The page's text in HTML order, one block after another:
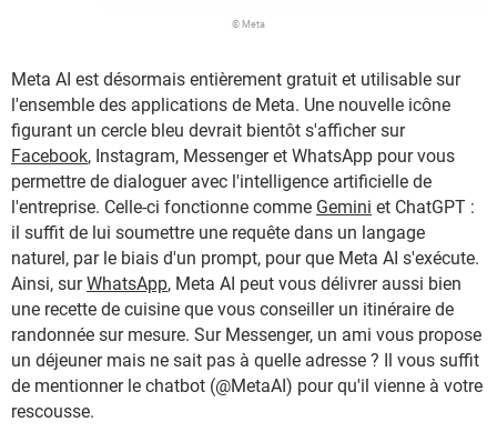
© Meta
Meta AI est désormais entièrement gratuit et utilisable sur
l'ensemble des applications de Meta. Une nouvelle icône
figurant un cercle bleu devrait bientôt s'afficher sur
Facebook, Instagram, Messenger et WhatsApp pour vous
permettre de dialoguer avec l'intelligence artificielle de
l'entreprise. Celle-ci fonctionne comme Gemini et ChatGPT :
il suffit de lui soumettre une requête dans un langage
naturel, par le biais d'un prompt, pour que Meta AI s'exécute.
Ainsi, surWhatsApp, Meta AI peut vous délivrer aussi bien
une recette de cuisine que vous conseiller un itinéraire de
randonnée sur mesure. Sur Messenger, un ami vous propose
un déjeuner mais ne sait pas à quelle adresse ? Il vous suffit
de mentionner le chatbot (@MetaAI) pour qu'il vienne à votre
rescousse.